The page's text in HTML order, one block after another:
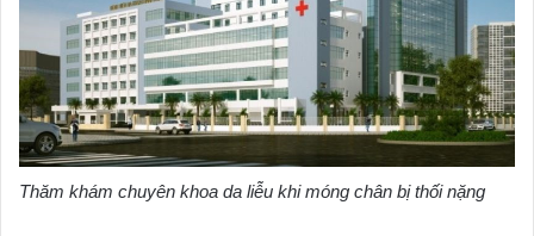
Thăm khám chuyên khoa da liễu khi móng chân bị thối nặng